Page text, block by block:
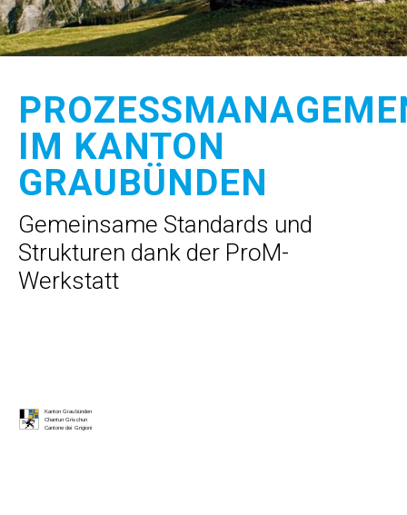
IM KANTON
GRAUBÜNDEN
Gemeinsame Standards und
Strukturen dank der ProM-
Werkstatt